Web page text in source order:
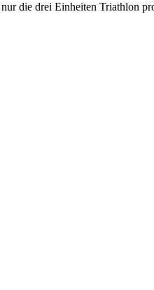
die drei Einheiten Triathlon